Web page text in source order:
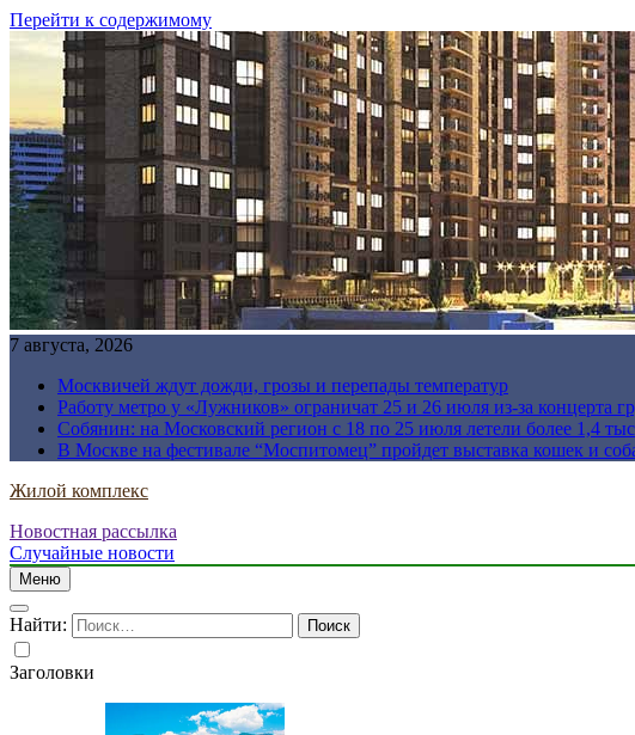
Перейти к содержимому
7 августа, 2026
Москвичей ждут дожди, грозы и перепады температур
Работу метро у «Лужников» ограничат 25 и 26 июля из-за концерта
Собянин: на Московский регион с 18 по 25 июля летели более 1,4
В Москве на фестивале “Моспитомец” пройдет выставка кошек и
Жилой комплекс
Новостная рассылка
Случайные новости
Меню
Найти:
Заголовки